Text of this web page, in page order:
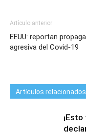
Artículo anterior
EEUU: reportan
agresiva del Covid-19
Artículos relacionados